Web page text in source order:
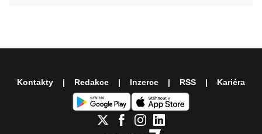
Kontakty Redakce Inzerce RSS Kariéra